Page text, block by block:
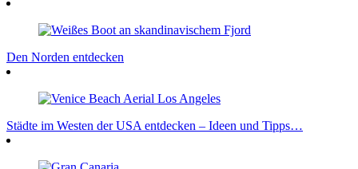
Den Norden entdecken
Städte im Westen der USA entdecken – Ideen und Tipps…